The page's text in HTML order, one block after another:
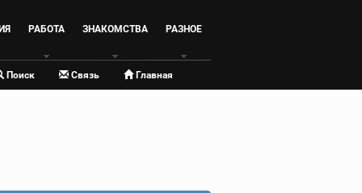
РАБОТА ЗНАКОМСТВА РАЗНОЕ
Поиск Связь Главная